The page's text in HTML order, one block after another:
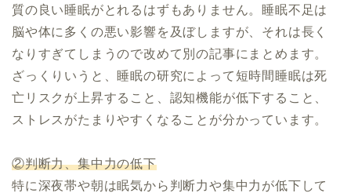
質の良い睡眠がとれるはずもありません。睡眠不足は
脳や体に多くの悪い影響を及ぼしますが、それは長く
なりすぎてしまうので改めて別の記事にまとめます。
ざっくりいうと、睡眠の研究によって短時間睡眠は死
亡リスクが上昇すること、認知機能が低下すること、
ストレスがたまりやすくなることが分かっています。
②判断力、集中力の低下
特に深夜帯や朝は眠気から判断力や集中力が低下して